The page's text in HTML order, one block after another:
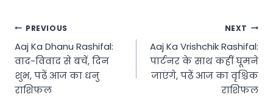
Post
navigation
PREVIOUS
Aaj Ka Dhanu Rashifal:
वाद-विवाद से बचें, दिन
शुभ, पढ़ें आज का धनु
राशिफल
NEXT
Aaj Ka Vrishchik Rashifal:
पार्टनर के साथ कहीं घूमने
जाएंगे, पढ़ें आज का वृश्चिक
राशिफल